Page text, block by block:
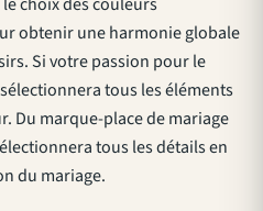
obtenir une harmonie globale
Si votre passion pour le
tous les éléments
Du marque-place de mariage
tous les détails en
du mariage.